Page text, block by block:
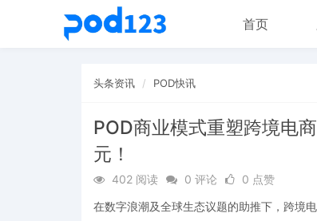
首页
头条资讯 POD快讯
POD商业模式重塑跨境电
元！
402 阅读 0 评论 0 点赞
在数字浪潮及全球生态议题的助推下，跨境